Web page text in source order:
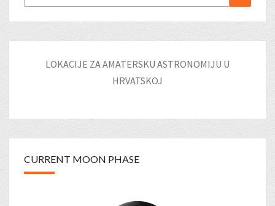
for:
LOKACIJE ZA AMATERSKU ASTRONOMIJU U
HRVATSKOJ
CURRENT MOON PHASE